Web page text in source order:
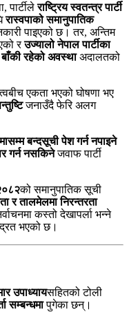
पार्टीलेराष्ट्रिय स्वतन्त्र पार्टी
रास्वपाको समानुपातिक
पाइएको छ। तर, अन्तिम
रउज्यालो नेपाल पार्टीका
बाँकी रहेको अवस्थाअदालतको
एकता भएको घोषणा भए
जनाउँदै फेरि अलग
बन्दसूची पेश गर्न नपाइने
गर्न नसकिनेजवाफ पार्टी
को समानुपातिक सूची
र तालमेलमा निरन्तरता
कस्तो देखापर्ला भन्ने
भएको छ।
उपाध्यायसहितको टोली
सम्बन्धमापुगेका छन्।